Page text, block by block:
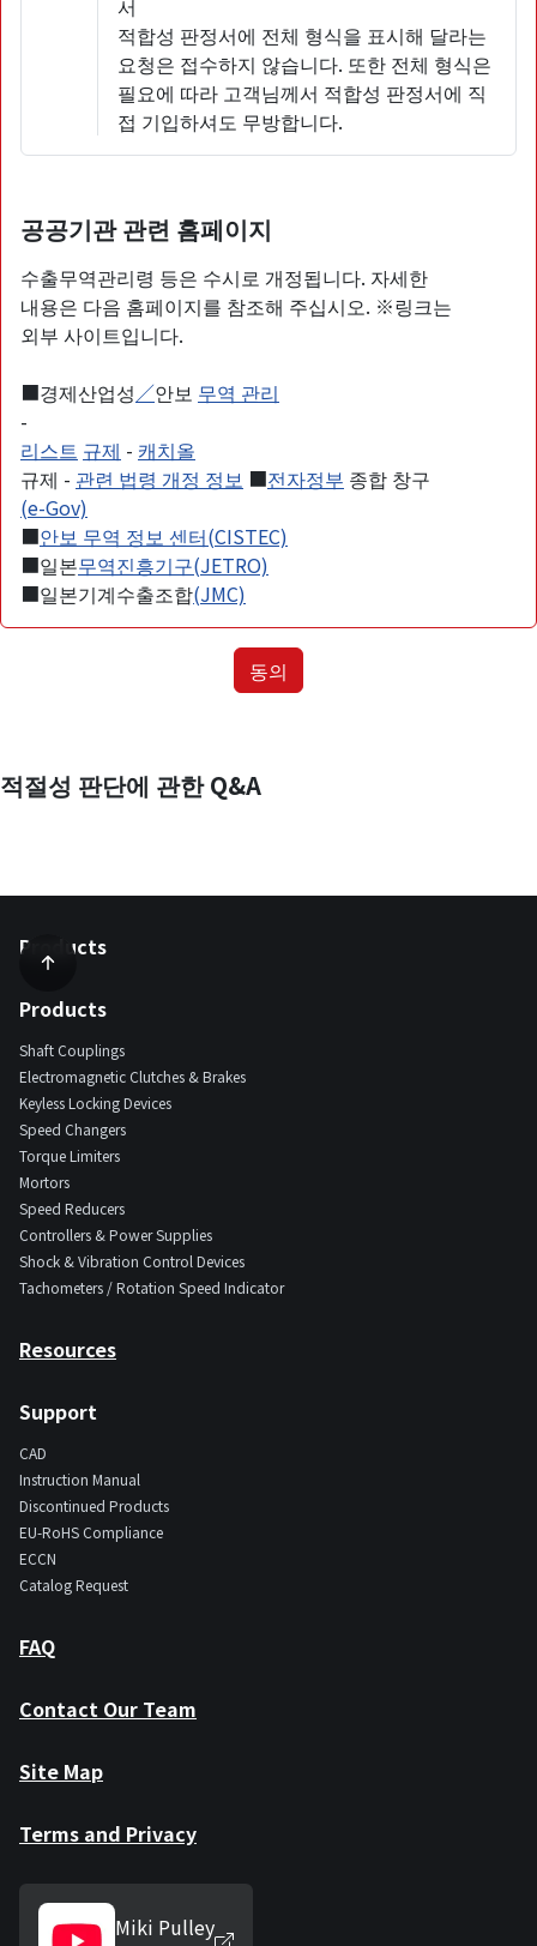
서
적합성 판정서에 전체 형식을 표시해 달라는
요청은 접수하지 않습니다. 또한 전체 형식은
필요에 따라 고객님께서 적합성 판정서에 직
접 기입하셔도 무방합니다.
공공기관 관련 홈페이지
수출무역관리령 등은 수시로 개정됩니다. 자세한
내용은 다음 홈페이지를 참조해 주십시오. ※링크는
외부 사이트입니다.
■경제산업성／안보 무역 관리
-
리스트 규제 - 캐치올
규제 - 관련 법령 개정 정보 ■전자정부 종합 창구
(e-Gov)
■안보 무역 정보 센터(CISTEC)
■일본무역진흥기구(JETRO)
■일본기계수출조합(JMC)
동의
적절성 판단에 관한 Q&A
Products
Products
Shaft Couplings
Electromagnetic Clutches & Brakes
Keyless Locking Devices
Speed Changers
Torque Limiters
Mortors
Speed Reducers
Controllers & Power Supplies
Shock & Vibration Control Devices
Tachometers / Rotation Speed Indicator
Resources
Support
CAD
Instruction Manual
Discontinued Products
EU-RoHS Compliance
ECCN
Catalog Request
FAQ
Contact Our Team
Site Map
Terms and Privacy
Miki Pulley